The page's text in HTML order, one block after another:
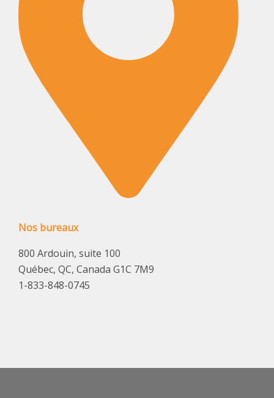
Nos bureaux
800 Ardouin, suite 100
Québec, QC, Canada G1C 7M9
1-833-848-0745